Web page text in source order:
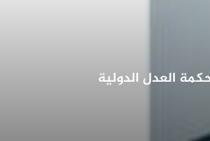
في التنمية الشاملة ويؤكد: